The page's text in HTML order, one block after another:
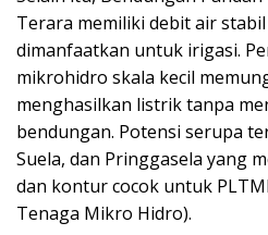
Terara memiliki debit air
dimanfaatkan untuk irigasi.
mikrohidro skala kecil
menghasilkan listrik tanpa
bendungan. Potensi serupa
Suela, dan Pringgasela yang
dan kontur cocok untuk
Tenaga Mikro Hidro).